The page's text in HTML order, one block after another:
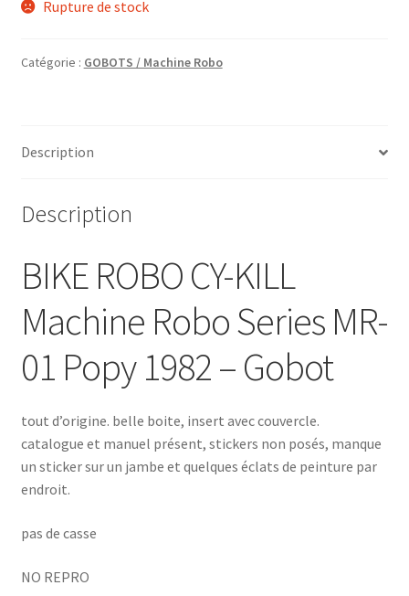
Rupture de stock
Catégorie : GOBOTS / Machine Robo
Description
Description
BIKE ROBO CY-KILL
Machine Robo Series MR-
01 Popy 1982 – Gobot
tout d’origine. belle boite, insert avec couvercle.
catalogue et manuel présent, stickers non posés, manque
un sticker sur un jambe et quelques éclats de peinture par
endroit.
pas de casse
NO REPRO